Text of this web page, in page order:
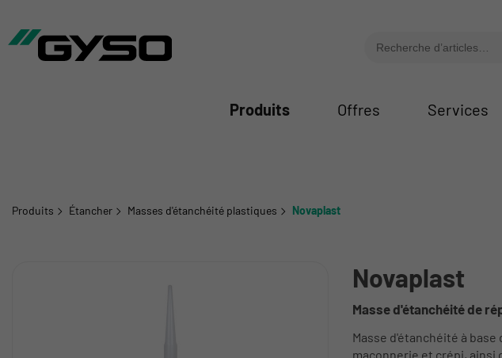
Produits Offres Services
Produits Étancher Masses d'étanchéité plastiques Novaplast
Novaplast
Masse d'étanchéité de
Masse d'étanchéité à
maçonnerie et crépi, ainsi